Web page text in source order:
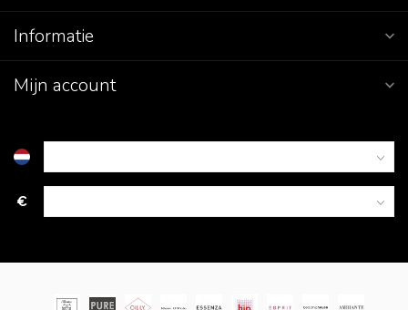
Informatie
Mijn account
€